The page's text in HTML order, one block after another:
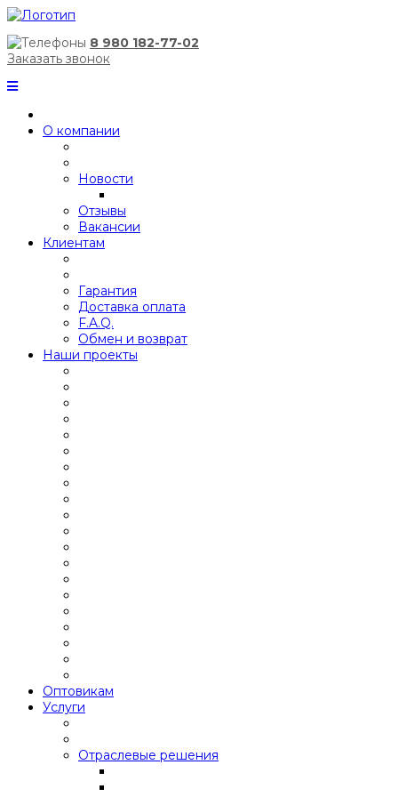
8 980 182-77-02
Заказать звонок
О компании
Новости
Отзывы
Вакансии
Клиентам
Гарантия
Доставка оплата
F.A.Q.
Обмен и возврат
Наши проекты
Оптовикам
Услуги
Отраслевые решения